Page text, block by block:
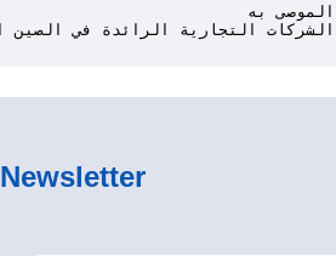
الشركات التجارية الرائدة في
Newsletter